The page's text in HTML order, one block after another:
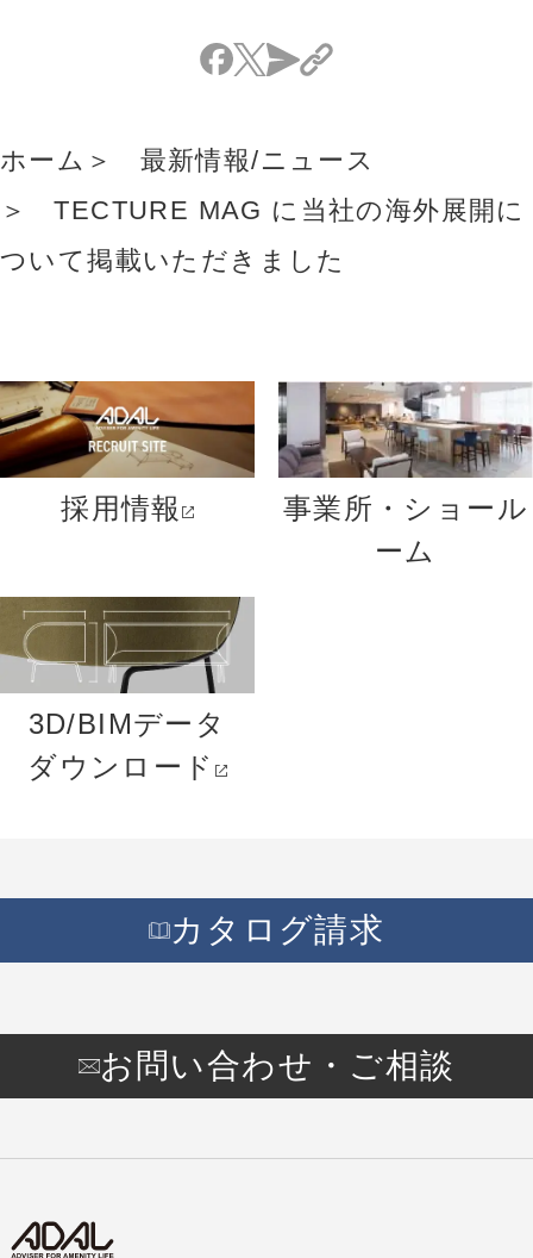
ホーム
最新情報/ニュース
TECTURE MAG に当社の海外展開に
ついて掲載いただきました
採用情報
事業所・ショール
ーム
3D/BIMデータ
ダウンロード
カタログ請求
お問い合わせ・ご相談